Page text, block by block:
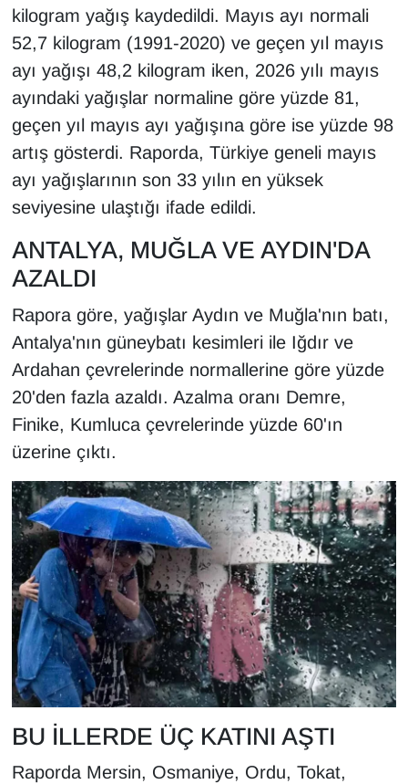
kilogram yağış kaydedildi. Mayıs ayı normali
52,7 kilogram (1991-2020) ve geçen yıl mayıs
ayı yağışı 48,2 kilogram iken, 2026 yılı mayıs
ayındaki yağışlar normaline göre yüzde 81,
geçen yıl mayıs ayı yağışına göre ise yüzde 98
artış gösterdi. Raporda, Türkiye geneli mayıs
ayı yağışlarının son 33 yılın en yüksek
seviyesine ulaştığı ifade edildi.
ANTALYA, MUĞLA VE AYDIN'DA
AZALDI
Rapora göre, yağışlar Aydın ve Muğla'nın batı,
Antalya'nın güneybatı kesimleri ile Iğdır ve
Ardahan çevrelerinde normallerine göre yüzde
20'den fazla azaldı. Azalma oranı Demre,
Finike, Kumluca çevrelerinde yüzde 60'ın
üzerine çıktı.
BU İLLERDE ÜÇ KATINI AŞTI
Raporda Mersin, Osmaniye, Ordu, Tokat,
Kim Kimdir?
Kültür & Sanat
KURDÎ
MAGAZİN
MEDYA
ONE EKONOMİ
POLİTİKA
Resmi İlanlar
RÖPORTAJ
SAĞLIK
Seri İlan
Sinema - TV
SİYASET
SPOR
TEBRİK
TEKNOLOJİ